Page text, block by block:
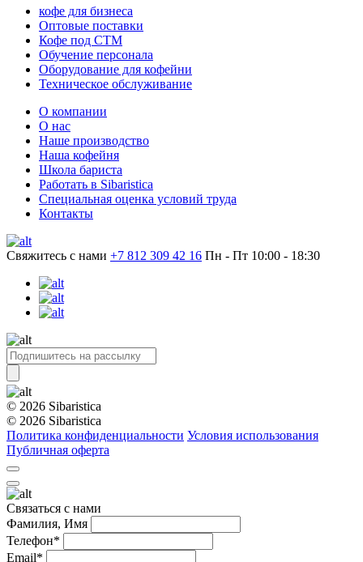
кофе для бизнеса
Оптовые поставки
Кофе под СТМ
Обучение персонала
Оборудование для кофейни
Техническое обслуживание
О компании
О нас
Наше производство
Наша кофейня
Школа бариста
Работать в Sibaristica
Специальная оценка условий труда
Контакты
Свяжитесь с нами +7 812 309 42 16 Пн - Пт 10:00 - 18:30
© 2026 Sibaristica
© 2026 Sibaristica
Политика конфиденциальности Условия использования
Публичная оферта
Связаться с нами
Фамилия, Имя
Телефон*
Email*